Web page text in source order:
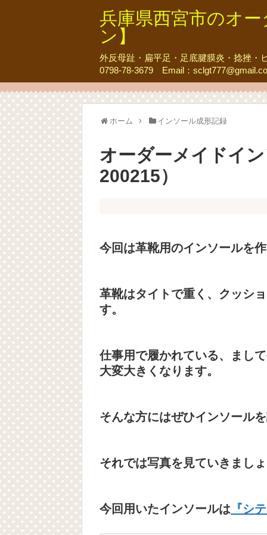
兵庫県西宮市のオ
ン】
外反母趾・扁平足・足底腱膜炎・捻挫
0798-78-3679 Email：
ホーム インソール成形記録
オーダーメイドイ
200215）
今回は革靴用のインソールを
革靴はタイトで重く、クッシ
す。
仕事用で履かれている、まし
大変大きくなります。
そんな方にはぜひインソール
それでは写真を見ていきまし
今回用いたインソールは 『シ